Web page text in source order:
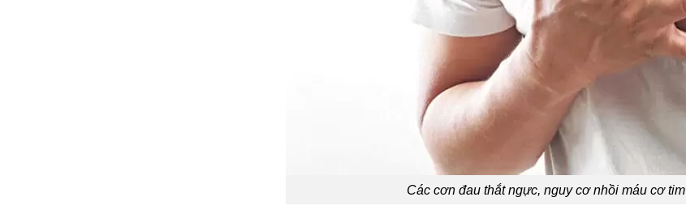
Các cơn đau thắt ngực, nguy cơ nhồi máu cơ tim